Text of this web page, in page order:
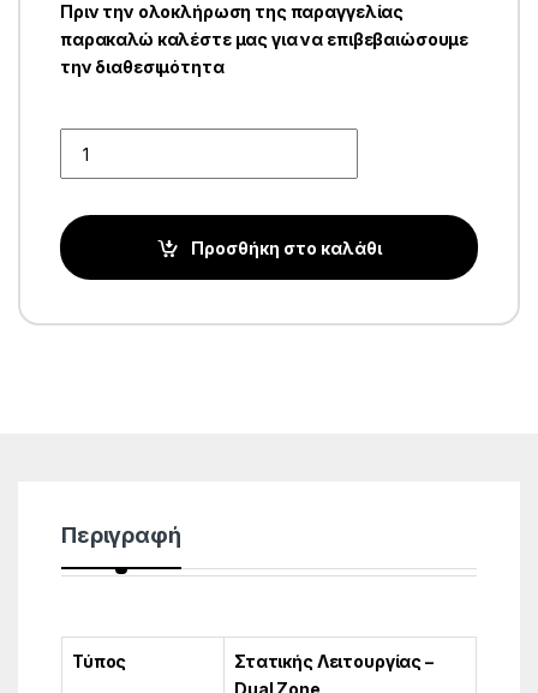
Πριν την ολοκλήρωση της παραγγελίας
παρακαλώ καλέστε μας για να επιβεβαιώσουμε
την διαθεσιμότητα
Προσθήκη στο καλάθι
Περιγραφή
Τύπος
Στατικής Λειτουργίας –